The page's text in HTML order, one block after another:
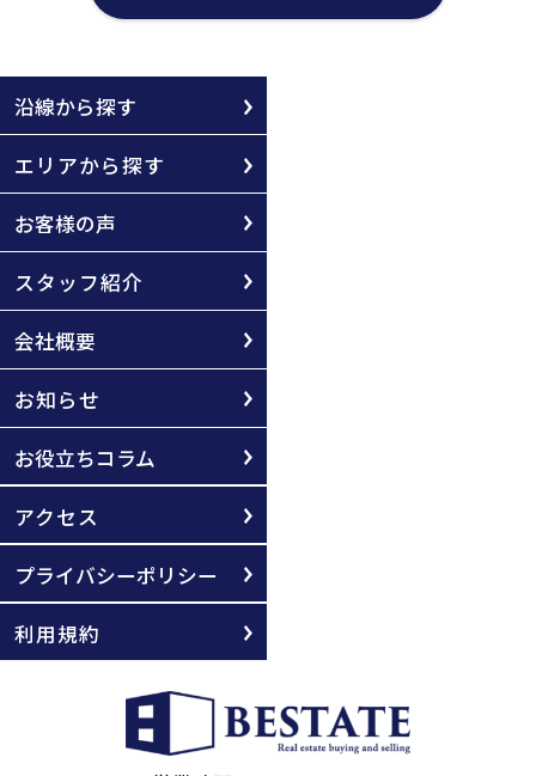
沿線から探す
エリアから探す
お客様の声
スタッフ紹介
会社概要
お知らせ
お役立ちコラム
アクセス
プライバシーポリシー
利用規約